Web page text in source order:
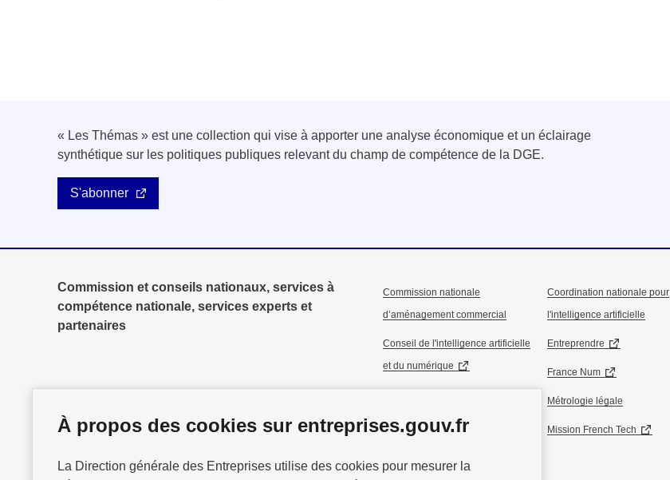
À propos des cookies sur entreprises.gouv.fr
La Direction générale des Entreprises utilise des cookies pour mesurer la
« Les Thémas » est une collection qui vise à apporter une analyse économique et un éclairage
synthétique sur les politiques publiques relevant du champ de compétence de la DGE.
S'abonner
Commission et conseils nationaux, services à
compétence nationale, services experts et
partenaires
Commission nationale
d’aménagement commercial
Conseil de l'intelligence artificielle
et du numérique
Conseil national du commerce
Coordination nationale pour
l'intelligence artificielle
Entreprendre
France Num
Métrologie légale
Mission French Tech